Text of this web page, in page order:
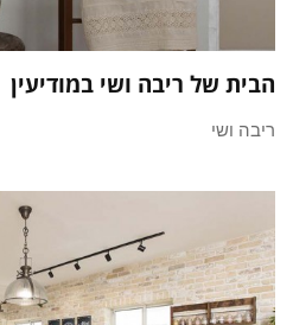
הבית של ריבה ושי במודיעין
ריבה ושי